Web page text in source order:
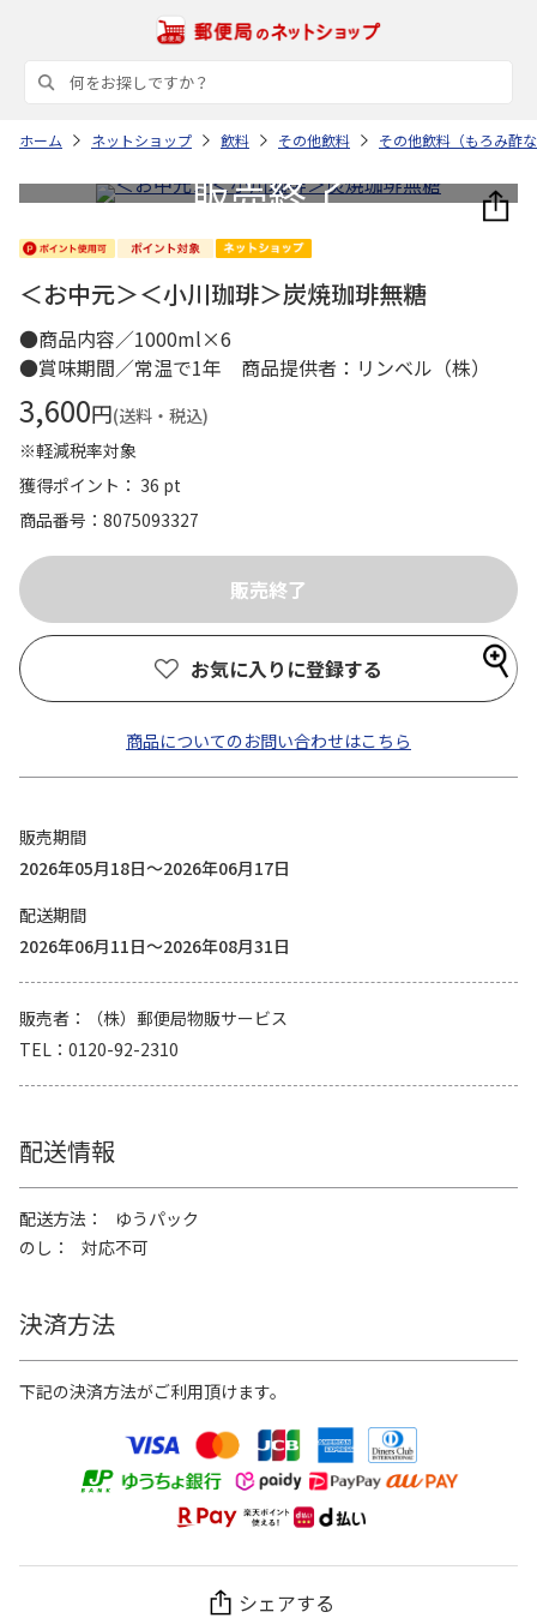
ホーム ネットショップ 飲料 その他飲料 その他飲料（もろみ酢
＜お中元＞＜小川珈琲＞炭焼珈琲無糖
●商品内容／1000ml×6
●賞味期間／常温で1年 商品提供者：リンベル（株）
3,600円(送料・税込)
※軽減税率対象
獲得ポイント： 36 pt
商品番号
8075093327
お気に入りに登録する
商品についてのお問い合わせはこちら
販売期間
2026年05月18日～2026年06月17日
配送期間
2026年06月11日～2026年08月31日
販売者
（株）郵便局物販サービス
TEL
0120-92-2310
配送情報
配送方法
ゆうパック
のし
対応不可
決済方法
下記の決済方法がご利用頂けます。
シェアする